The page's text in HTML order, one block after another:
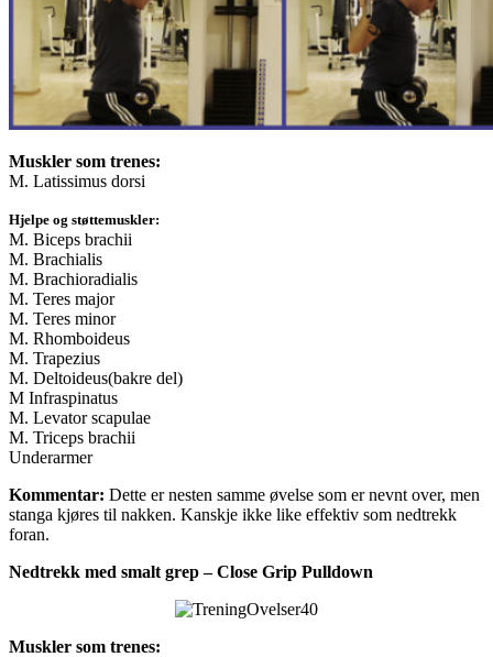
Muskler som trenes:
M. Latissimus dorsi
Hjelpe og støttemuskler:
M. Biceps brachii
M. Brachialis
M. Brachioradialis
M. Teres major
M. Teres minor
M. Rhomboideus
M. Trapezius
M. Deltoideus(bakre del)
M Infraspinatus
M. Levator scapulae
M. Triceps brachii
Underarmer
Kommentar: Dette er nesten samme øvelse som er nevnt over, men
stanga kjøres til nakken. Kanskje ikke like effektiv som nedtrekk
foran.
Nedtrekk med smalt grep – Close Grip Pulldown
Muskler som trenes: